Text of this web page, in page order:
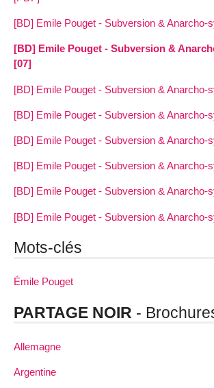
[BD] Emile Pouget - Subversion & Anarcho-
[BD] Emile Pouget - Subversion &
[07]
[BD] Emile Pouget - Subversion & Anarcho-
[BD] Emile Pouget - Subversion & Anarcho-
[BD] Emile Pouget - Subversion & Anarcho-
[BD] Emile Pouget - Subversion & Anarcho-
[BD] Emile Pouget - Subversion & Anarcho-
[BD] Emile Pouget - Subversion & Anarcho-
Mots-clés
Émile Pouget
PARTAGE NOIR -
Allemagne
Argentine